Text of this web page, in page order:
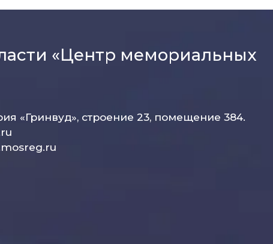
«Центр мемориальных
«Гринвуд», строение 23, помещение 384.